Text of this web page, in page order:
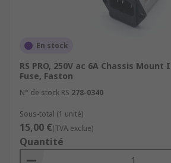
En stock
RS PRO, 250V ac 6A Chassis Mount
Fuse, Faston
N° de stock RS 278-0340
Sous-total (1 unité)
15,00 €(TVA exclue)
Quantité